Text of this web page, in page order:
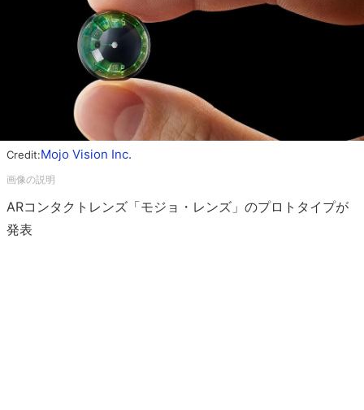
Credit:Mojo Vision Inc.
ARコンタクトレンズ「モジョ・レンズ」のプロトタイプが
発表